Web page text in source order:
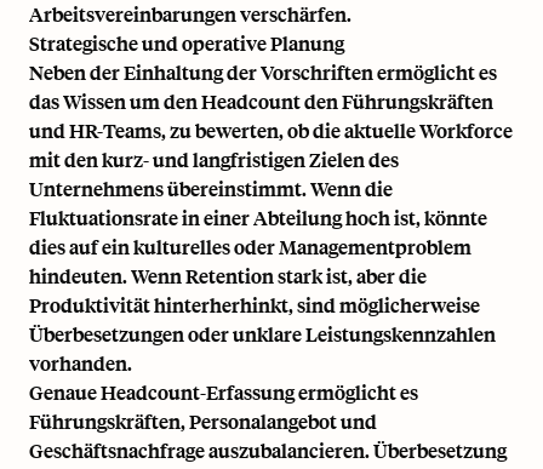
Arbeitsvereinbarungen verschärfen.
Strategische und operative Planung
Neben der Einhaltung der Vorschriften ermöglicht es
das Wissen um den Headcount den Führungskräften
und HR-Teams, zu bewerten, ob die aktuelle Workforce
mit den kurz- und langfristigen Zielen des
Unternehmens übereinstimmt. Wenn die
Fluktuationsrate in einer Abteilung hoch ist, könnte
dies auf ein kulturelles oder Managementproblem
hindeuten. WennRetentionstark ist, aber die
Produktivität hinterherhinkt, sind möglicherweise
Überbesetzungen oder unklare Leistungskennzahlen
vorhanden.
Genaue Headcount-Erfassung ermöglicht es
Führungskräften, Personalangebot und
Geschäftsnachfrage auszubalancieren. Überbesetzung